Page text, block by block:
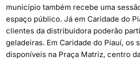
município também recebe uma
espaço público. Já em Caridade do
clientes da distribuidora poderão
geladeiras. Em Caridade do Piauí, os
disponíveis na Praça Matriz, centro